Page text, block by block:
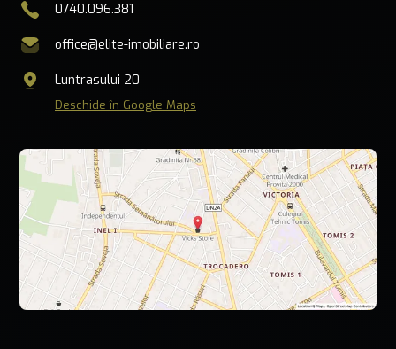
0740.096.381
office@elite-imobiliare.ro
Luntrasului 20
Deschide în Google Maps